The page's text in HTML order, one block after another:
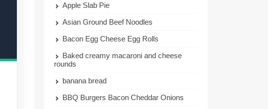
Apple Slab Pie
Asian Ground Beef Noodles
Bacon Egg Cheese Egg Rolls
Baked creamy macaroni and cheese
rounds
banana bread
BBQ Burgers Bacon Cheddar Onions